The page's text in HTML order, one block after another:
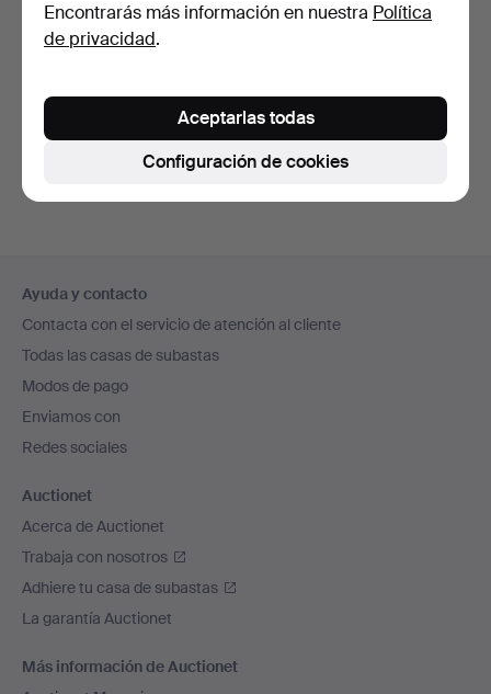
¿Cómo puedo cambiar mis datos personales y de
contacto?
¿Cómo me convierto en cliente de Auctionet.com?
¿Cómo se puja en una subasta online?
en
el
pie
de
página
Ayuda y contacto
Contacta con el servicio de atención al cliente
Todas las casas de subastas
Modos de pago
Enviamos con
Redes sociales
Auctionet
Acerca de Auctionet
Trabaja con nosotros
Adhiere tu casa de subastas
La garantía Auctionet
Más información de Auctionet
Encontrarás más información en nuestra Política
de privacidad.
Configuración de cookies
Aceptarlas todas